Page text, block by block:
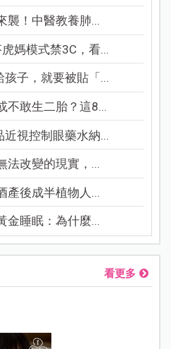
襲！中醫教養肺...
媽模式禁3C，看...
孩子，就要被貼「...
不敢生二胎？這8...
近視控制眼藥水納...
法改變的現實，...
產後成半植物人...
金睡眠：為什麼...
看更多